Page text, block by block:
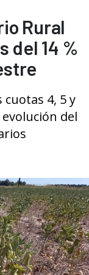
Rural
del 14 %
cuotas 4, 5 y
del